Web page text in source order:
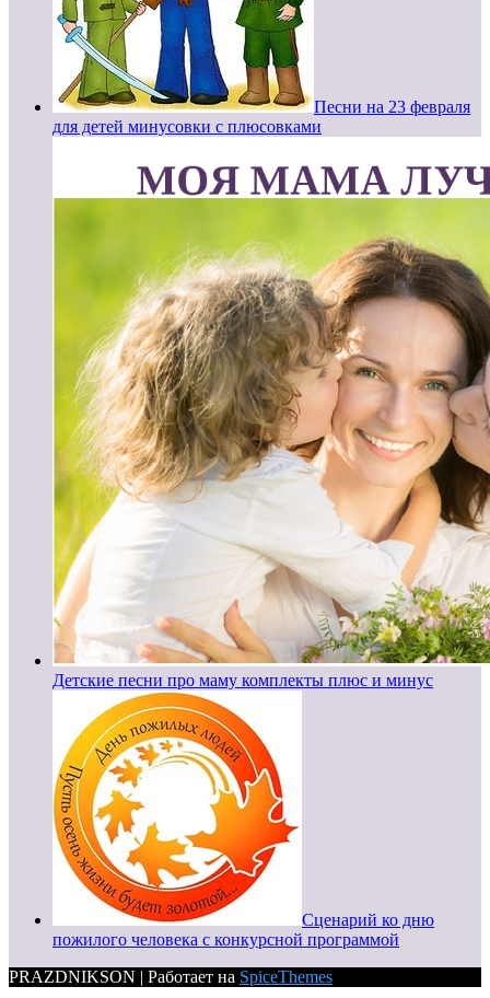
Песни на 23 февраля
для детей минусовки с плюсовками
Детские песни про маму комплекты плюс и минус
Сценарий ко дню
пожилого человека с конкурсной программой
PRAZDNIKSON | Работает на SpiceThemes